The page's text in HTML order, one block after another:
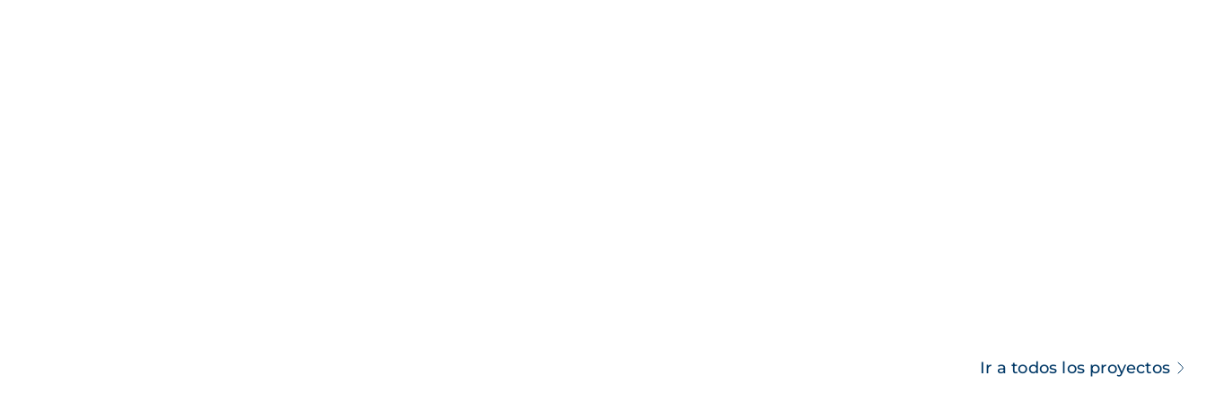
Ir a todos los proyectos